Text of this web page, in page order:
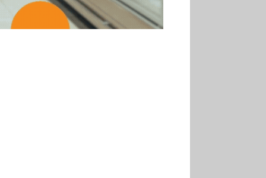
30.06
Canicule : les
soldes d’été prolongés